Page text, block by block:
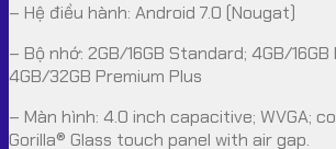
– Hệ điều hành: Android 7.0 (Nougat)
– Bộ nhớ: 2GB/16GB Standard; 4GB/16GB
4GB/32GB Premium Plus
– Màn hình: 4.0 inch capacitive; WVGA;
Gorilla® Glass touch panel with air gap.